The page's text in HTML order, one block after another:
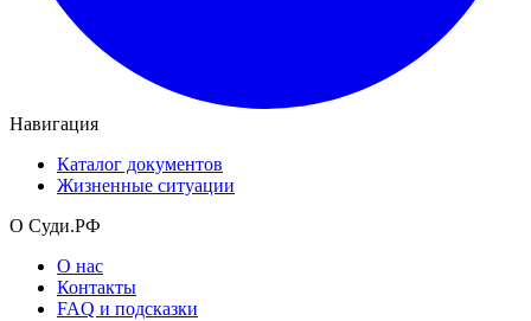
Навигация
Каталог документов
Жизненные ситуации
О Суди.РФ
О нас
Контакты
FAQ и подсказки